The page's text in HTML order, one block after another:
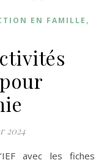
EN FAMILLE ,
2024